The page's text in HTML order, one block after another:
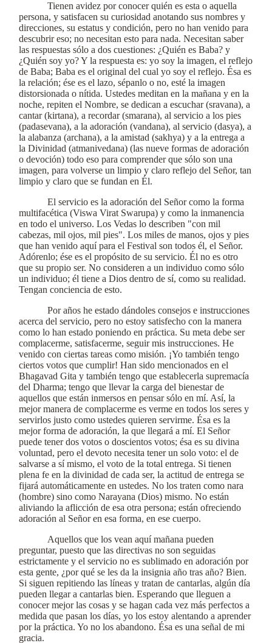
Tienen avidez por conocer quién es esta o aquella
persona, y satisfacen su curiosidad anotando sus nombres y
direcciones, su estatus y condición, pero no han venido para
descubrir eso; no necesitan esto para nada. Necesitan saber
las respuestas sólo a dos cuestiones: ¿Quién es Baba? y
¿Quién soy yo? Y la respuesta es: yo soy la imagen, el reflejo
de Baba; Baba es el original del cual yo soy el reflejo. Ésa es
la relación; ése es el lazo, sépanlo o no, esté la imagen
distorsionada o nítida. Ustedes meditan en la mañana y en la
noche, repiten el Nombre, se dedican a escuchar (sravana), a
cantar (kirtana), a recordar (smarana), al servicio a los pies
(padasevana), a la adoración (vandana), al servicio (dasya), a
la alabanza (archana), a la amistad (sakhya) y a la entrega a
la Divinidad (atmanivedana) (las nueve formas de adoración
o devoción) todo eso para comprender que sólo son una
imagen, para volverse un limpio y claro reflejo del Señor, tan
limpio y claro que se fundan en Él.
El servicio es la adoración del Señor como la forma
multifacética (Viswa Virat Swarupa) y como la inmanencia
en todo el universo. Los Vedas lo describen "con mil
cabezas, mil ojos, mil pies". Los miles de manos, ojos y pies
que han venido aquí para el Festival son todos él, el Señor.
Adórenlo; ése es el propósito de su servicio. Él no es otro
que su propio ser. No consideren a un individuo como sólo
un individuo; él tiene a Dios dentro de sí, como su realidad.
Tengan conciencia de esto.
Por años he estado dándoles consejos e instrucciones
acerca del servicio, pero no estoy satisfecho con la manera
como lo han estado poniendo en práctica. Su meta debe ser
complacerme, satisfacerme, seguir mis instrucciones. He
venido con ciertas tareas como misión. ¡Yo también tengo
ciertos votos que cumplir! Han sido mencionados en el
Bhagavad Gita y también tengo que establecerla supremacía
del Dharma; tengo que llevar la carga del bienestar de
aquellos que están inmersos en pensar sólo en mí. Así, la
mejor manera de complacerme es verme en todos los seres y
servirlos justo como ustedes quieren servirme. Ésa es la
mejor forma de adoración, la que llegará a mí. El Señor
puede tener dos votos o doscientos votos; ésa es su divina
voluntad, pero el devoto necesita tener un solo voto: el de
salvarse a sí mismo, el voto de la total entrega. Si tienen
plena fe en la divinidad de cada ser, la actitud de entrega se
fijará automáticamente en ustedes. No los traten como nara
(hombre) sino como Narayana (Dios) mismo. No están
aliviando la aflicción de esa otra persona; están ofreciendo
adoración al Señor en esa forma, en ese cuerpo.
Aquellos que los vean aquí mañana pueden
preguntar, puesto que las directivas no son seguidas
estrictamente y el servicio no es sublimado en adoración por
esta gente, ¿por qué se les da la insignia año tras año? Bien.
Si siguen repitiendo las líneas y tratan de cantarlas, algún día
pueden llegar a cantarlas bien. Esperando que lleguen a
conocer mejor las cosas y se hagan cada vez más perfectos a
medida que pasan los días, yo los estoy alentando a aprender
por la práctica. Yo no los abandono. Ésa es una señal de mi
gracia.